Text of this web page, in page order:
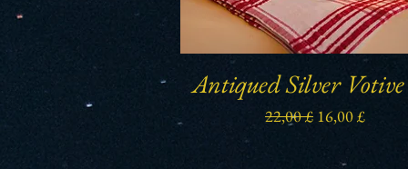
Schnellansicht
Antiqued Silver Votive
Standardpreis
22,00 £ Sale-Preis
16,00 £